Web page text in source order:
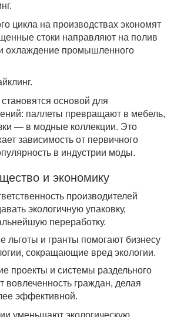
цикла на производствах экономят
стоки направляют на полив
охлаждение промышленного
основой для
паллеты превращают в мебель,
— в модные коллекции. Это
зависимость от первичного
в индустрии моды.
и экономику
производителей
экологичную упаковку,
переработку.
льготы и гранты помогают бизнесу
сокращающие вред экологии.
проекты и системы раздельного
граждан, делая
эффективной.
уменьшают экологическую